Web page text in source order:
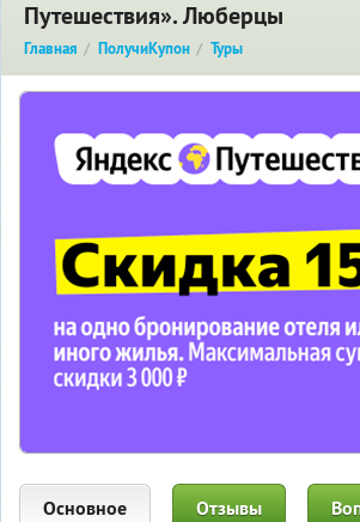
Путешествия». Люберцы
Главная ПолучиКупон Туры
Основное Отзывы